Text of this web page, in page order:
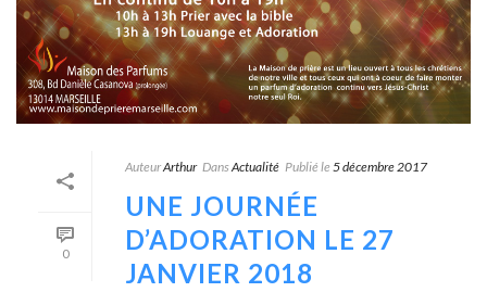
0
AuteurArthur DansActualité Publié le 5 décembre 2017
UNE JOURNÉE
D’ADORATION LE 27
JANVIER 2018